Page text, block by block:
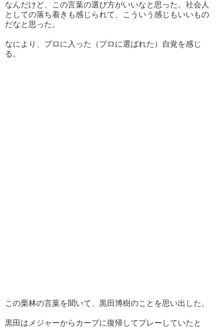
なんだけど、この言葉の選び方がいいなと思った。社会人
としての落ち着きも感じられて、こういう感じもいいもの
だなと思った。
なにより、プロに入った（プロに選ばれた）自覚を感じ
る。
この栗林の言葉を聞いて、黒田博樹のことを思い出した。
黒田はメジャーからカープに復帰してプレーしていたと